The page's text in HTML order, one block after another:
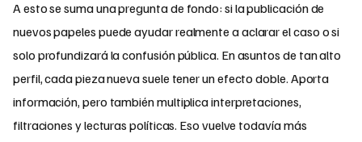
A esto se suma una pregunta de fondo: si la publicación de
nuevos papeles puede ayudar realmente a aclarar el caso o si
solo profundizará la confusión pública. En asuntos de tan alto
perfil, cada pieza nueva suele tener un efecto doble. Aporta
información, pero también multiplica interpretaciones,
filtraciones y lecturas políticas. Eso vuelve todavía más